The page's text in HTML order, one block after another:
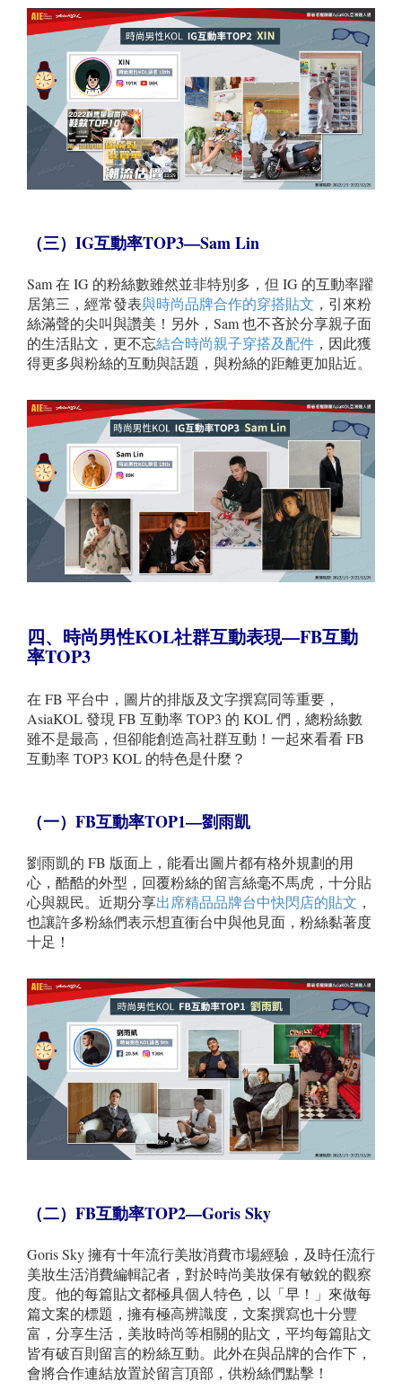
（三）IG互動率TOP3—Sam Lin
Sam 在 IG 的粉絲數雖然並非特別多，但 IG 的互動率躍
居第三，經常發表與時尚品牌合作的穿搭貼文 ，引來粉
絲滿聲的尖叫與讚美！另外，Sam 也不吝於分享親子面
的生活貼文，更不忘結合時尚親子穿搭及配件 ，因此獲
得更多與粉絲的互動與話題，與粉絲的距離更加貼近。
四、時尚男性KOL社群互動表現—FB互動
率TOP3
在 FB 平台中，圖片的排版及文字撰寫同等重要，
AsiaKOL 發現 FB 互動率 TOP3 的 KOL 們，總粉絲數
雖不是最高，但卻能創造高社群互動！一起來看看 FB
互動率 TOP3 KOL 的特色是什麼？
（一）FB互動率TOP1—劉雨凱
劉雨凱的 FB 版面上，能看出圖片都有格外規劃的用
心，酷酷的外型，回覆粉絲的留言絲毫不馬虎，十分貼
心與親民。近期分享出席精品品牌台中快閃店的貼文 ，
也讓許多粉絲們表示想直衝台中與他見面，粉絲黏著度
十足！
（二）FB互動率TOP2—Goris Sky
Goris Sky 擁有十年流行美妝消費市場經驗，及時任流行
美妝生活消費編輯記者，對於時尚美妝保有敏銳的觀察
度。他的每篇貼文都極具個人特色，以「早！」來做每
篇文案的標題，擁有極高辨識度，文案撰寫也十分豐
富，分享生活，美妝時尚等相關的貼文，平均每篇貼文
皆有破百則留言的粉絲互動。此外在與品牌的合作下，
會將合作連結放置於留言頂部，供粉絲們點擊！